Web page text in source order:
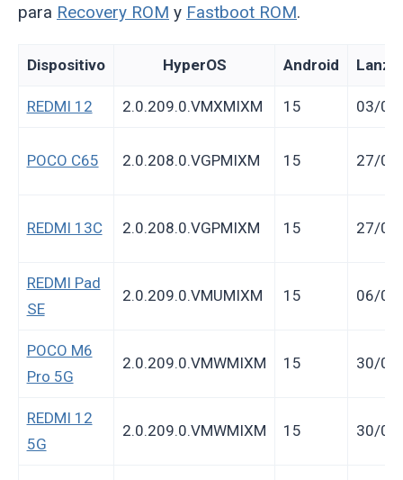
para Recovery ROM y Fastboot ROM.
Dispositivo HyperOS Android
REDMI 12 2.0.209.0.VMXMIXM 15 03/
POCO C65 2.0.208.0.VGPMIXM 15 27/
REDMI 13C 2.0.208.0.VGPMIXM 15 27/
REDMI Pad
SE
2.0.209.0.VMUMIXM 15 06/
POCO M6
Pro 5G
2.0.209.0.VMWMIXM 15 30/
REDMI 12
5G
2.0.209.0.VMWMIXM 15 30/